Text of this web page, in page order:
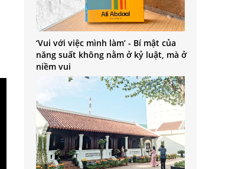
‘Vui với việc mình làm’ - Bí mật của
năng suất không nằm ở kỷ luật, mà ở
niềm vui